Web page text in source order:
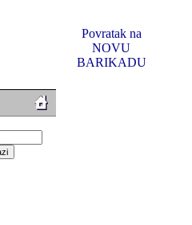
Povratak na
NOVU
BARIKADU